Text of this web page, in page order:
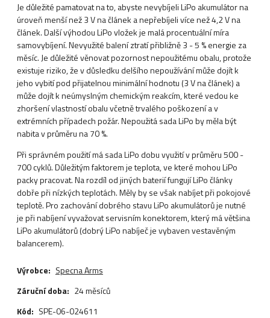
Je důležité pamatovat na to, abyste nevybíjeli LiPo akumulátor na
úroveň menší než 3 V na článek a nepřebíjeli více než 4,2 V na
článek. Další výhodou LiPo vložek je malá procentuální míra
samovybíjení. Nevyužité balení ztratí přibližně 3 - 5 % energie za
měsíc. Je důležité věnovat pozornost nepoužitému obalu, protože
existuje riziko, že v důsledku delšího nepoužívání může dojít k
jeho vybití pod přijatelnou minimální hodnotu (3 V na článek) a
může dojít k neúmyslným chemickým reakcím, které vedou ke
zhoršení vlastností obalu včetně trvalého poškození a v
extrémních případech požár. Nepoužitá sada LiPo by měla být
nabita v průměru na 70 %.
Při správném použití má sada LiPo dobu využití v průměru 500 -
700 cyklů. Důležitým faktorem je teplota, ve které mohou LiPo
packy pracovat. Na rozdíl od jiných baterií fungují LiPo články
dobře při nízkých teplotách. Měly by se však nabíjet při pokojové
teplotě. Pro zachování dobrého stavu LiPo akumulátorů je nutné
je při nabíjení vyvažovat servisním konektorem, který má většina
LiPo akumulátorů (dobrý LiPo nabíječ je vybaven vestavěným
balancerem).
Výrobce: Specna Arms
Záruční doba: 24 měsíců
Kód: SPE-06-024611